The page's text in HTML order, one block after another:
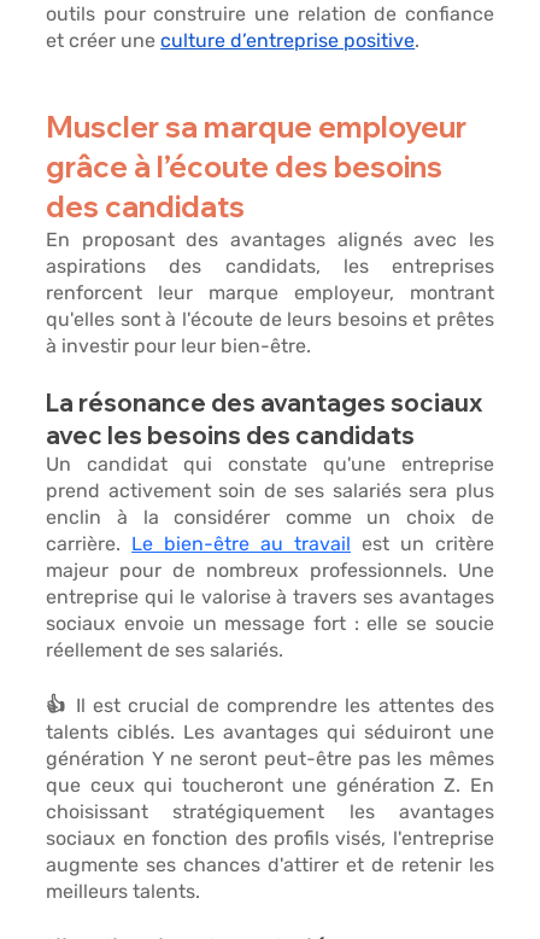
outils pour construire une relation de confiance
et créer une culture d’entreprise positive.
Muscler sa marque employeur
grâce à l’écoute des besoins
des candidats
En proposant des avantages alignés avec les
aspirations des candidats, les entreprises
renforcent leur marque employeur, montrant
qu'elles sont à l'écoute de leurs besoins et prêtes
à investir pour leur bien-être.
La résonance des avantages sociaux
avec les besoins des candidats
Un candidat qui constate qu'une entreprise
prend activement soin de ses salariés sera plus
enclin à la considérer comme un choix de
carrière. Le bien-être au travail est un critère
majeur pour de nombreux professionnels. Une
entreprise qui le valorise à travers ses avantages
sociaux envoie un message fort : elle se soucie
réellement de ses salariés.
👍 Il est crucial de comprendre les attentes des
talents ciblés. Les avantages qui séduiront une
génération Y ne seront peut-être pas les mêmes
que ceux qui toucheront une génération Z. En
choisissant stratégiquement les avantages
sociaux en fonction des profils visés, l'entreprise
augmente ses chances d'attirer et de retenir les
meilleurs talents.